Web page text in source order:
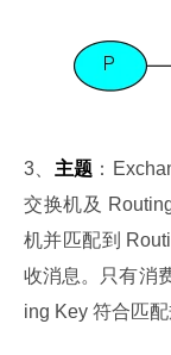
3、 主题 ：
交换机及
机并匹配到
收消息。只有消
ing Key 符合匹